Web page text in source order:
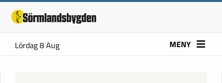
Lördag 8 Aug MENY